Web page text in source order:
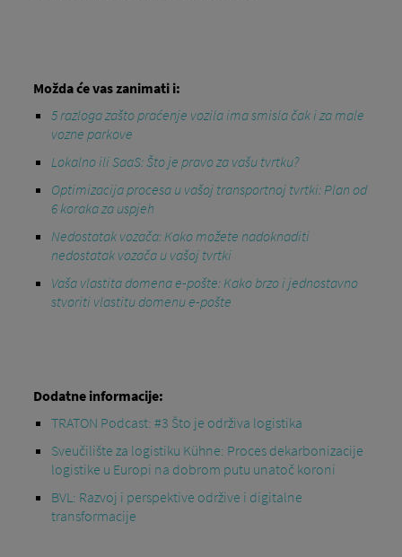
Možda će vas zanimati i:
5 razloga zašto praćenje vozila ima smisla čak i za male
vozne parkove
Lokalno ili SaaS: Što je pravo za vašu tvrtku?
Optimizacija procesa u vašoj transportnoj tvrtki: Plan od
6 koraka za uspjeh
Nedostatak vozača: Kako možete nadoknaditi
nedostatak vozača u vašoj tvrtki
Vaša vlastita domena e-pošte: Kako brzo i jednostavno
stvoriti vlastitu domenu e-pošte
Dodatne informacije:
TRATON Podcast: #3 Što je održiva logistika
Sveučilište za logistiku Kühne: Proces dekarbonizacije
logistike u Europi na dobrom putu unatoč koroni
BVL: Razvoj i perspektive održive i digitalne
transformacije